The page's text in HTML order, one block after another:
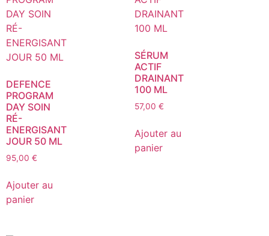
DEFENCE
PROGRAM
DAY SOIN
RÉ-
ENERGISANT
JOUR 50 ML
95,00 €
Ajouter au
panier
SÉRUM
ACTIF
DRAINANT
100 ML
57,00 €
Ajouter au
panier